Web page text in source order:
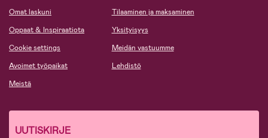
Omat laskuni
Oppaat & Inspiraatiota
Cookie settings
Avoimet työpaikat
Meistä
Tilaaminen ja maksaminen
Yksityisyys
Meidän vastuumme
Lehdistö
UUTISKIRJE